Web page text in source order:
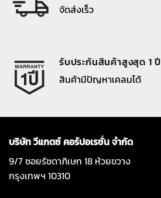
จัดส่งเร็ว
รับประกันสินค้าสูงสุด 1 ปี
สินค้ามีปัญหาเคลมได้
บริษัท วีแกดซ์ คอร์ปอเรชั่น จำกัด
9/7 ซอยรัชดาภิเษก 18 ห้วยขวาง
กรุงเทพฯ 10310